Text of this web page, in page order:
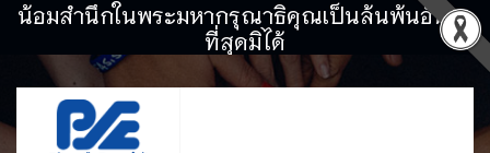
น้อมสำนึกในพระมหากรุณาธิคุณเป็นล้นพ้นอันหา
ที่สุดมิได้